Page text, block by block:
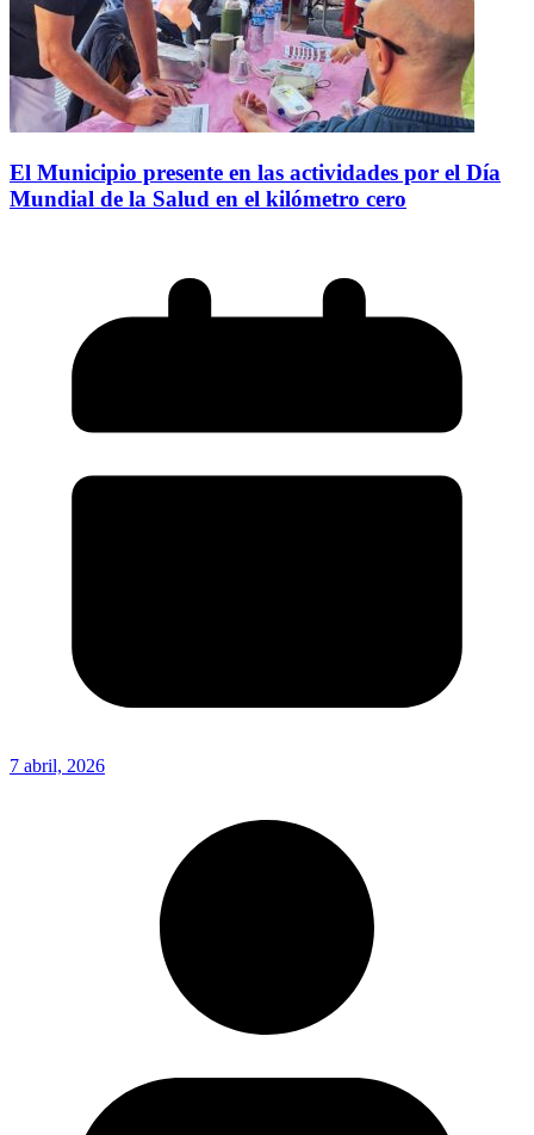
El Municipio presente en las actividades por el Día
Mundial de la Salud en el kilómetro cero
7 abril, 2026